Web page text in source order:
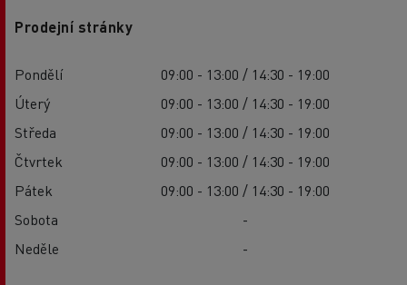
Prodejní stránky
Pondělí
09:00 - 13:00 / 14:30 - 19:00
Úterý
09:00 - 13:00 / 14:30 - 19:00
Středa
09:00 - 13:00 / 14:30 - 19:00
Čtvrtek
09:00 - 13:00 / 14:30 - 19:00
Pátek
09:00 - 13:00 / 14:30 - 19:00
Sobota
-
Neděle
-